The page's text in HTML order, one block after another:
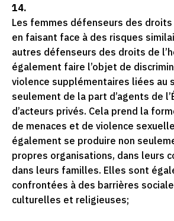
14.
Les femmes défenseurs des droits
en faisant face à des risques
autres défenseurs des droits de
également faire l’objet de
violence supplémentaires liées au
seulement de la part d’agents de
d’acteurs privés. Cela prend la
de menaces et de violence
également se produire non
propres organisations, dans leurs
dans leurs familles. Elles sont
confrontées à des barrières
culturelles et religieuses;